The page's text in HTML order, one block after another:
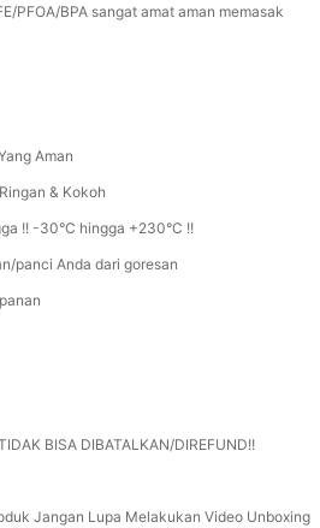
PFOA/BPA sangat amat aman memasak
Aman
& Kokoh
!! -30°C hingga +230°C !!
panci Anda dari goresan
BISA DIBATALKAN/DIREFUND!!
Jangan Lupa Melakukan Video Unboxing